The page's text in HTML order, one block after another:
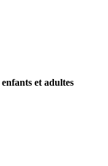
et adultes